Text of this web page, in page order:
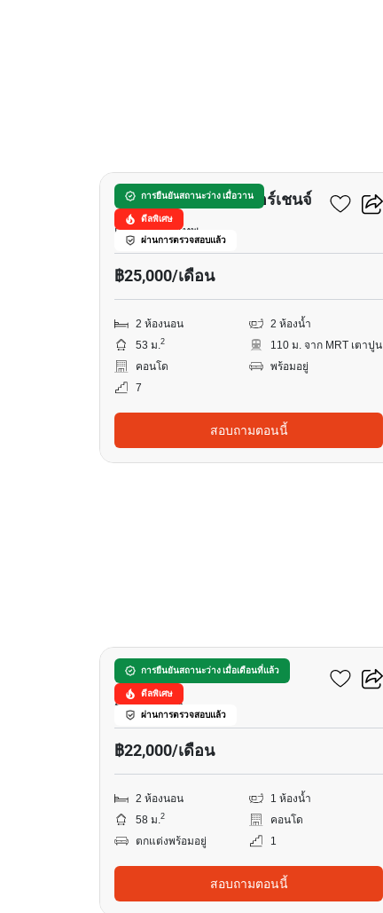
การยืนยันสถานะว่าง เมื่อวาน
ดีลพิเศษ
ผ่านการตรวจสอบแล้ว
คอนโด ชีวาทัย อินเตอร์เชนจ์
เตาปูน, กรุงเทพ
฿25,000/เดือน
2 ห้องนอน
2 ห้องน้ำ
53 ม.2
110 ม. จาก MRT เตาปูน
คอนโด
พร้อมอยู่
7
สอบถามตอนนี้
การยืนยันสถานะว่าง เมื่อเดือนที่แล้ว
ดีลพิเศษ
ผ่านการตรวจสอบแล้ว
ราไวย์ บีช คอนโดมิเนียม
ราไวย์, ภูเก็ต
฿22,000/เดือน
2 ห้องนอน
1 ห้องน้ำ
58 ม.2
คอนโด
ตกแต่งพร้อมอยู่
1
สอบถามตอนนี้